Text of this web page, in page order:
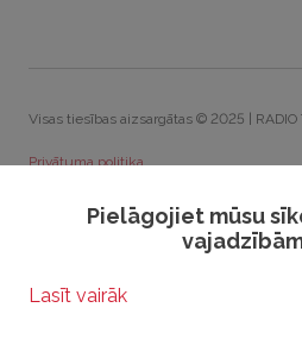
Visas tiesības aizsargātas © 2025 | RADIO
Privātuma politika
Sīkdatņu politika
Visparīgie konkursu noteikumi
Pielāgojiet mūsu